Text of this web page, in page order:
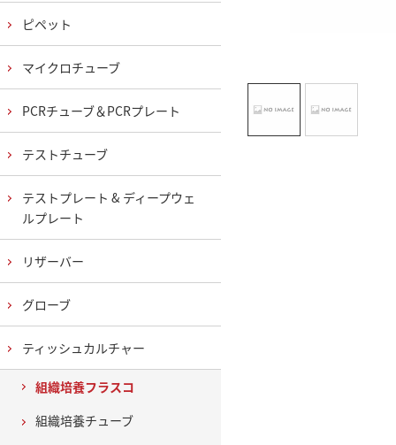
ピペット
マイクロチューブ
PCRチューブ＆PCRプレート
テストチューブ
テストプレート & ディープウェ
ルプレート
リザーバー
グローブ
ティッシュカルチャー
組織培養フラスコ
組織培養チューブ